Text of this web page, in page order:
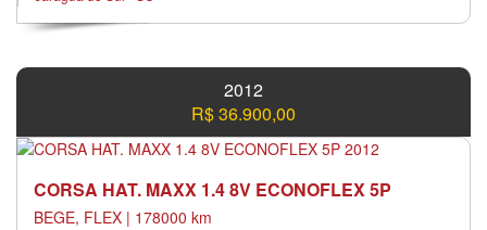
2012
R$ 36.900,00
CORSA HAT. MAXX 1.4 8V ECONOFLEX 5P
BEGE, FLEX | 178000 km